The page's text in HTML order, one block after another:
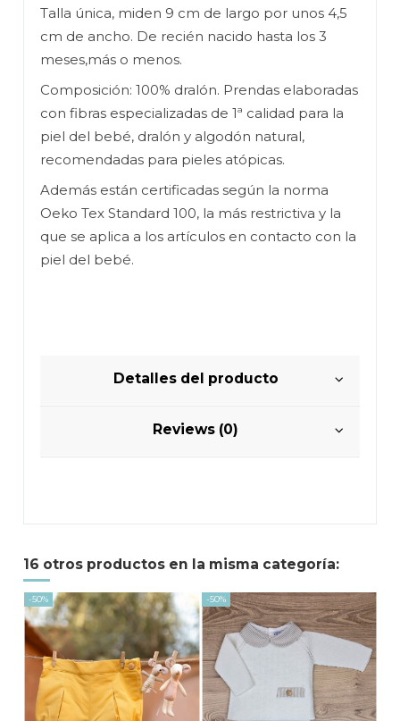
Talla única, miden 9 cm de largo por unos 4,5
cm de ancho. De recién nacido hasta los 3
meses,más o menos.
Composición: 100% dralón. Prendas elaboradas
con fibras especializadas de 1ª calidad para la
piel del bebé, dralón y algodón natural,
recomendadas para pieles atópicas.
Además están certificadas según la norma
Oeko Tex Standard 100, la más restrictiva y la
que se aplica a los artículos en contacto con la
piel del bebé.
Detalles del producto
Reviews (0)
16 otros productos en la misma categoría:
-50% -50%